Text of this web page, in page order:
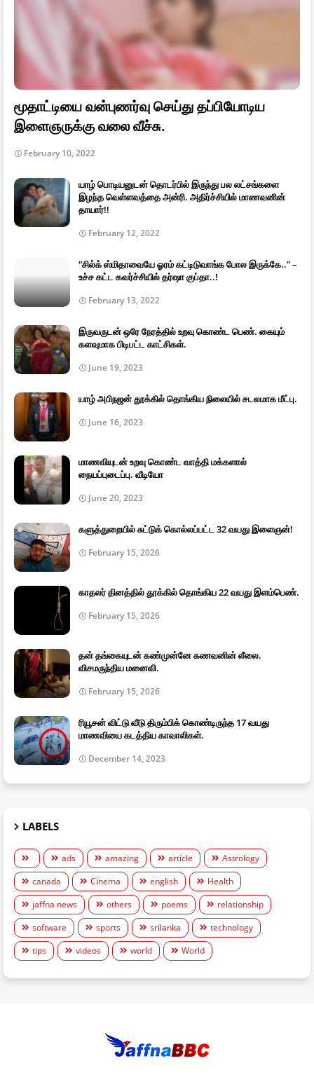
மூதாட்டியை வன்புணர்வு செய்து தப்பியோடிய
இளைஞருக்கு வலை வீச்சு.
February 10, 2022
யாழ் பொடியனுடன் தொடர்பில் இருந்து பல லட்சங்களை
இழந்த வெள்ளவத்தை அன்ரி. அதிர்ச்சியில் மாணவனின்
தாயார்!!
February 12, 2022
“சில்க் ஸ்மிதாவையே ஓரம் கட்டிடுவாங்க போல இருக்கே..” –
உச்ச கட்ட கவர்ச்சியில் தர்ஷா குப்தா..!
February 13, 2022
இருவருடன் ஒரே நேரத்தில் உறவு கொண்ட பெண். கையும்
களவுமாக பிடிபட்ட காட்சிகள்.
June 19, 2023
யாழ் அபிநஜன் தூக்கில் தொங்கிய நிலையில் சடலமாக மீட்பு.
June 16, 2023
மாணவியுடன் உறவு கொண்ட வாத்தி மக்களால்
நையப்புடைப்பு. வீடியோ
June 20, 2023
களுத்துறையில் சுட்டுக் கொல்லப்பட்ட 32 வயது இளைஞன்!
February 15, 2026
காதலர் தினத்தில் தூக்கில் தொங்கிய 22 வயது இளம்பெண்.
February 15, 2026
தன் தங்கையுடன் கண்முன்னே கணவனின் லீலை.
விசமருந்திய மனைவி.
February 15, 2026
ரியூசன் விட்டு வீடு திரும்பிக் கொண்டிருந்த 17 வயது
மாணவியை கடத்திய காவாலிகள்.
December 14, 2023
LABELS
ads amazing article
Astrology
canada
Cinema english
Health
jaffna news
others poems
relationship
software
sports srilanka
technology
tips
videos world World